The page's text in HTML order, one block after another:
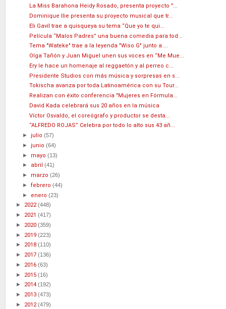
La Miss Barahona Heidy Rosado, presenta proyecto "...
Dominique Ilie presenta su proyecto musical que tr...
Eli Gavíl trae a quisqueya su tema “Que yo te qui...
Película “Malos Padres” una buena comedia para tod...
Tema "Wateke" trae a la leyenda "Wiso G" junto a ...
Olga Tañón y Juan Miguel unen sus voces en “Me Mue...
Ery le hace un homenaje al reggaetón y al perreo c...
Presidente Studios con más música y sorpresas en s...
Tokischa avanza por toda Latinoamérica con su Tour...
Realizan con éxito conferencia "Mujeres en Fórmula...
David Kada celebrará sus 20 años en la música
Víctor Osvaldo, el coreógrafo y productor se desta...
“ALFREDO ROJAS” Celebra por todo lo alto sus 43 añ...
►julio(57)
►junio(64)
► mayo(13)
► abril(41)
► marzo(26)
►febrero(44)
► enero(23)
► 2022(448)
► 2021 (417)
► 2020 (359)
► 2019 (223)
► 2018 (110)
► 2017 (136)
► 2016 (63)
► 2015 (16)
► 2014 (192)
► 2013 (473)
► 2012(479)